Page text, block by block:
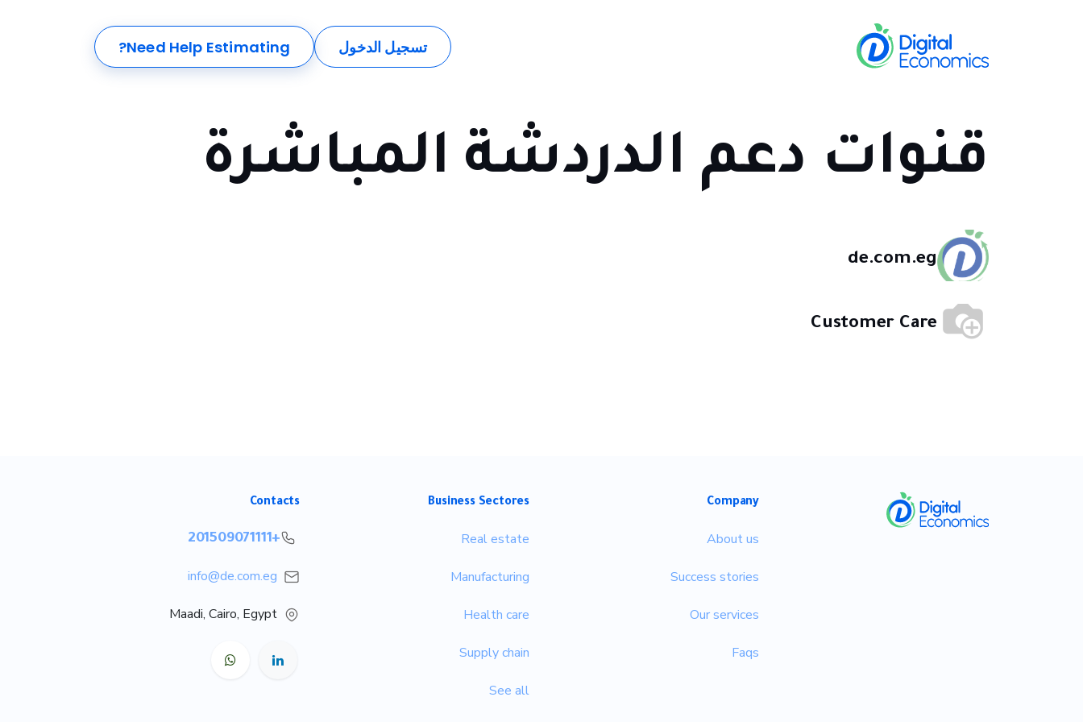
تسجيل الدخول Need Help Estimating?
قنوات دعم الدردشة المباشرة
de.com.eg
Customer Care
Company
About us
Success stories
Our services
Faqs
Business Sectores
Real estate
Manufacturing
Health care
Supply chain
See all
Contacts
+201509071111
info@de.com.eg